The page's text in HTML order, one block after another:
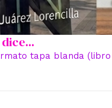
tapa blanda